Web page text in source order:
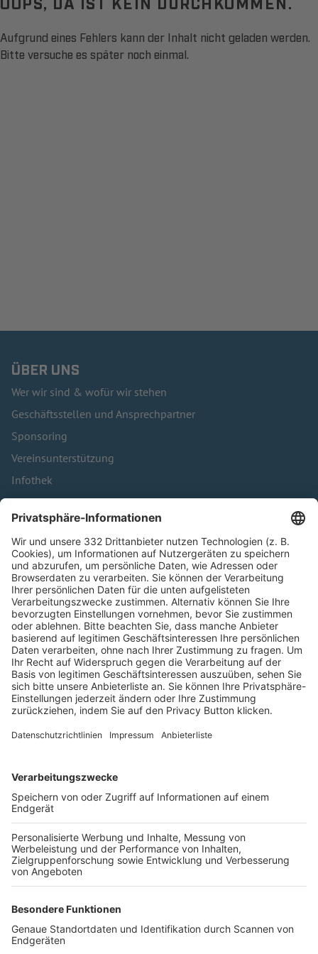
Aufgrund eines Fehlers kann der Inhalt nicht geladen werden.
Bitte versuche es später noch einmal.
ÜBER UNS
Wer wir sind & wofür wir stehen
Geschäftsstellen und Ansprechpartner
Sponsoring
Vereinsunterstützung
Infothek
Kontakt
HÄUFIG BESUCHTE SEITEN
Pässe und Vereinswechsel
Trainerausbildung
Schulungsangebot Vereinsmitarbeiter
BFV-Geschäftsstellen
Trainerbörse
Login SpielPlus
FOLGE DEM BFV
TOP-VEREINE
TOP-PARTNER